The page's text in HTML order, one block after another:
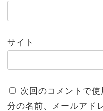
サイト
次回のコメントで
分の名前、メールアド